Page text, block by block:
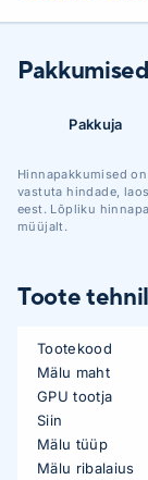
Pakkumised
Pakkuja
Hinnapakkumised
vastuta hindade,
eest. Lõpliku
müüjalt.
Toote
Tootekood
Mälu maht
GPU tootja
Siin
Mälu tüüp
Mälu ribalaius